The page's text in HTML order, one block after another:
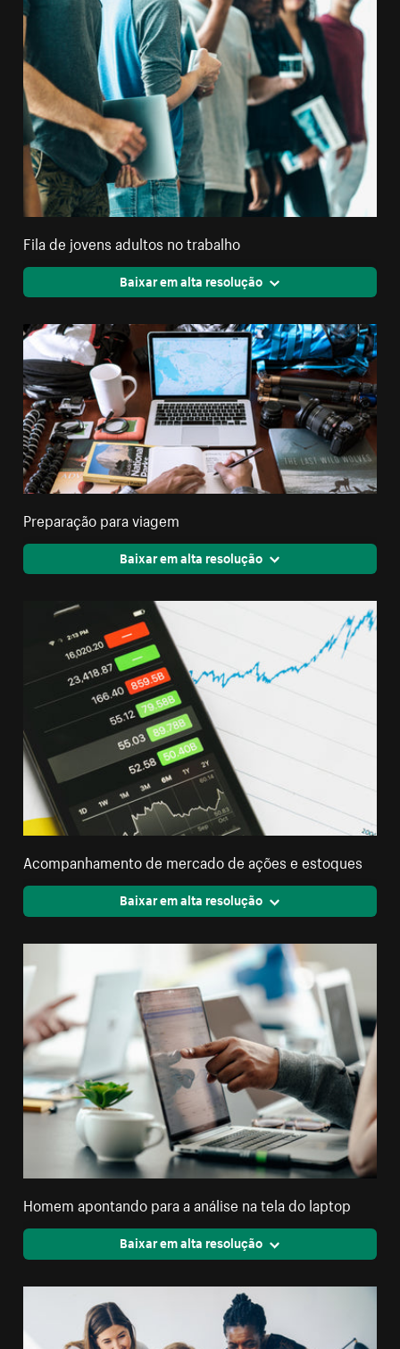
Fila de jovens adultos no trabalho
Baixar em alta resolução
Preparação para viagem
Baixar em alta resolução
Acompanhamento de mercado de ações e estoques
Baixar em alta resolução
Homem apontando para a análise na tela do laptop
Baixar em alta resolução